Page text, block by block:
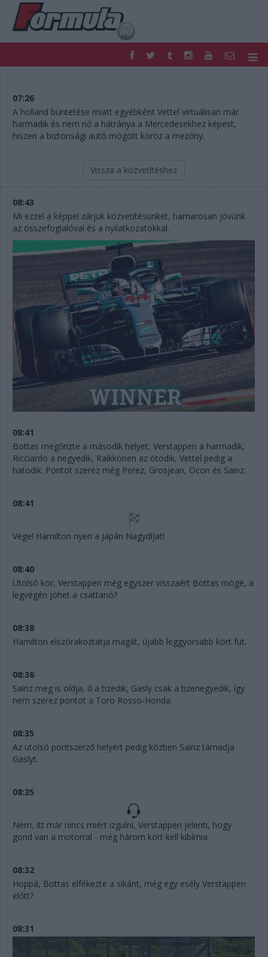
FORMULA
NEMZETKÖZI
HAZAI
RETRO
EGYÉB
PODCAST
SHOP
PONTÁLLÁSOK
07:26
A holland büntetése miatt egyébként Vettel virtuálisan már
harmadik és nem nő a hátránya a Mercedesekhez képest,
hiszen a biztonsági autó mögött köröz a mezőny.
Vissza a közvetítéshez
08:43
Mi ezzel a képpel zárjuk közvetítésünket, hamarosan jövünk
az összefoglalóval és a nyilatkozatokkal.
08:41
Bottas megőrizte a második helyet, Verstappen a harmadik,
Ricciardo a negyedik, Raikkönen az ötödik, Vettel pedig a
hatodik. Pontot szerez még Perez, Grosjean, Ocon és Sainz.
08:41
Vége! Hamilton nyeri a Japán Nagydíjat!
08:40
Utolsó kör, Verstappen még egyszer visszaért Bottas mögé, a
legvégén jöhet a csattanó?
08:38
Hamilton elszórakoztatja magát, újabb leggyorsabb kört fut.
08:36
Sainz meg is oldja, ő a tizedik, Gasly csak a tizenegyedik, így
nem szerez pontot a Toro Rosso-Honda.
08:35
Az utolsó pontszerző helyért pedig közben Sainz támadja
Gaslyt.
08:35
Nem, itt már nincs miért izgulni, Verstappen jelenti, hogy
gond van a motorral - még három kört kell kibírnia.
08:32
Hoppá, Bottas elfékezte a sikánt, még egy esély Verstappen
előtt?
08:31